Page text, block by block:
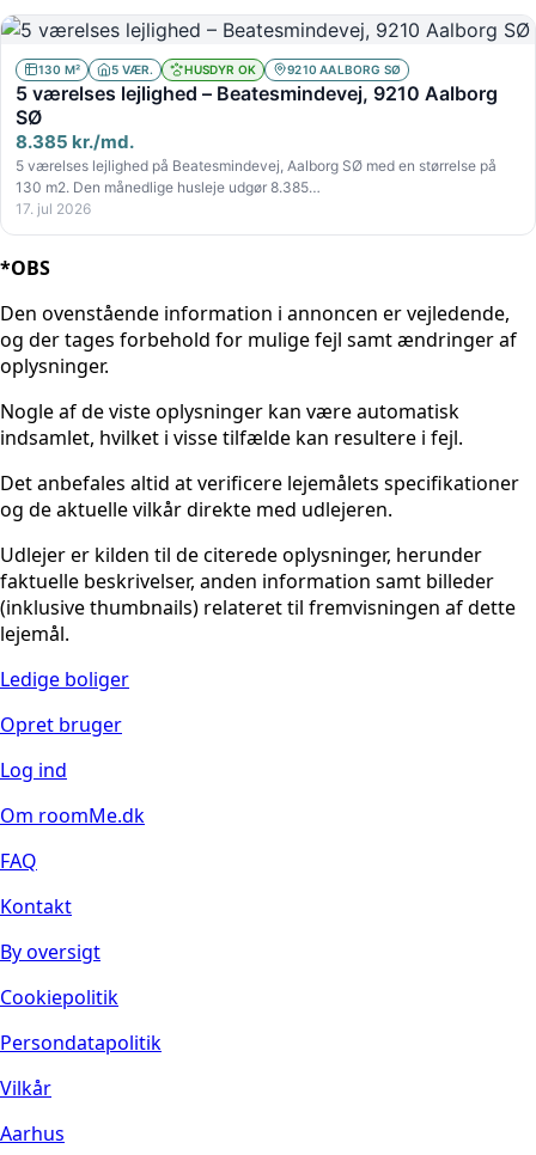
130 M² 5 VÆR. HUSDYR OK 9210 AALBORG SØ
5 værelses lejlighed – Beatesmindevej, 9210 Aalborg
SØ
8.385 kr./md.
5 værelses lejlighed på Beatesmindevej, Aalborg SØ med en størrelse på
130 m2. Den månedlige husleje udgør 8.385…
17. jul 2026
*OBS
Den ovenstående information i annoncen er vejledende,
og der tages forbehold for mulige fejl samt ændringer af
oplysninger.
Nogle af de viste oplysninger kan være automatisk
indsamlet, hvilket i visse tilfælde kan resultere i fejl.
Det anbefales altid at verificere lejemålets specifikationer
og de aktuelle vilkår direkte med udlejeren.
Udlejer er kilden til de citerede oplysninger, herunder
faktuelle beskrivelser, anden information samt billeder
(inklusive thumbnails) relateret til fremvisningen af dette
lejemål.
Ledige boliger
Opret bruger
Log ind
Om roomMe.dk
FAQ
Kontakt
By oversigt
Cookiepolitik
Persondatapolitik
Vilkår
Aarhus